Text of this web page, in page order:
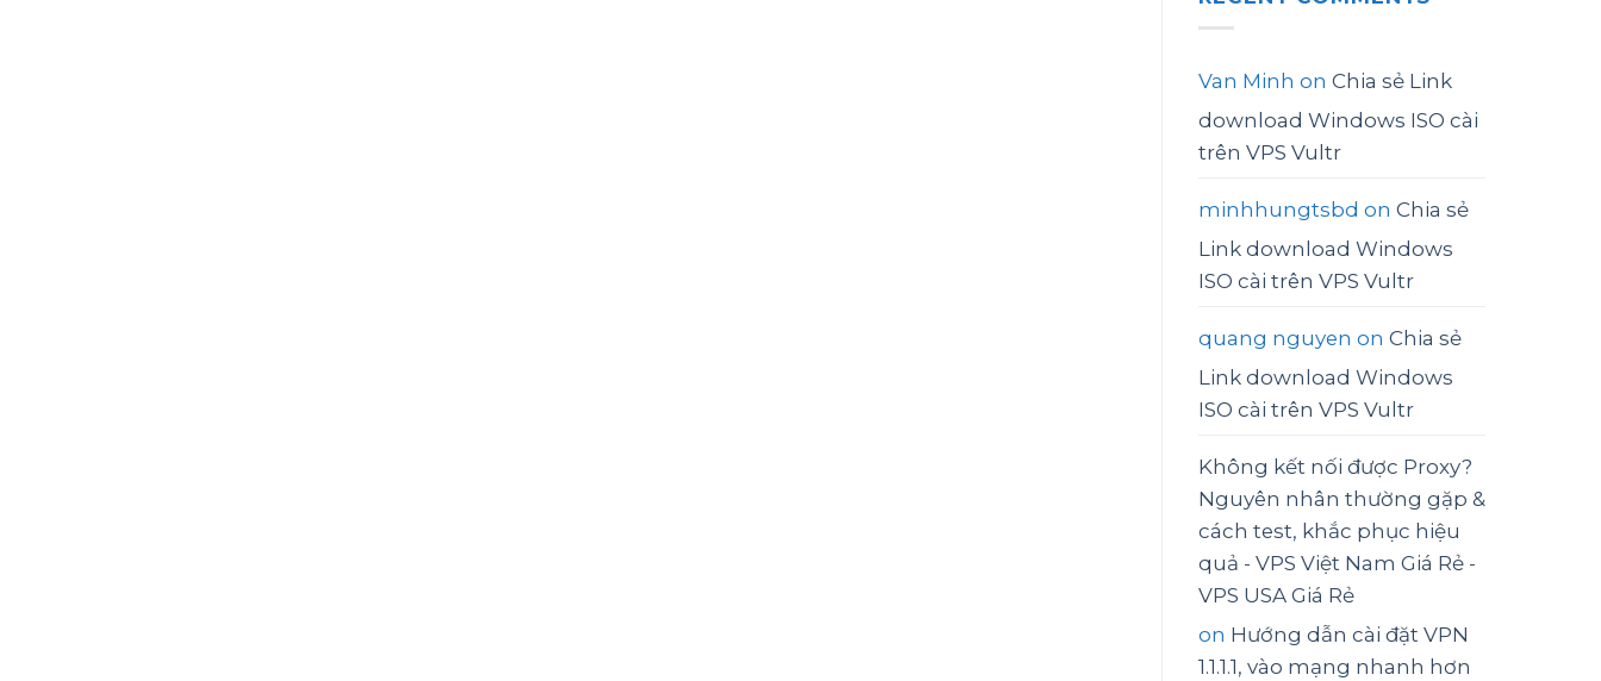
Van Minh on Chia sẻ Link
download Windows ISO cài
trên VPS Vultr
minhhungtsbd on Chia sẻ
Link download Windows
ISO cài trên VPS Vultr
quang nguyen on Chia sẻ
Link download Windows
ISO cài trên VPS Vultr
Không kết nối được Proxy?
Nguyên nhân thường gặp &
cách test, khắc phục hiệu
quả - VPS Việt Nam Giá Rẻ -
VPS USA Giá Rẻ
on Hướng dẫn cài đặt VPN
1.1.1.1, vào mạng nhanh hơn